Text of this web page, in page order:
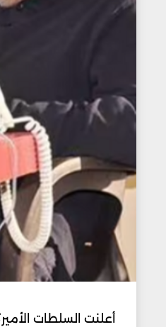
أعلنت السلطات